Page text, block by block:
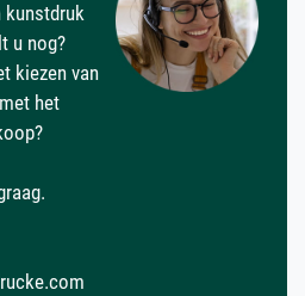
kunstdruk
u nog?
kiezen van
het